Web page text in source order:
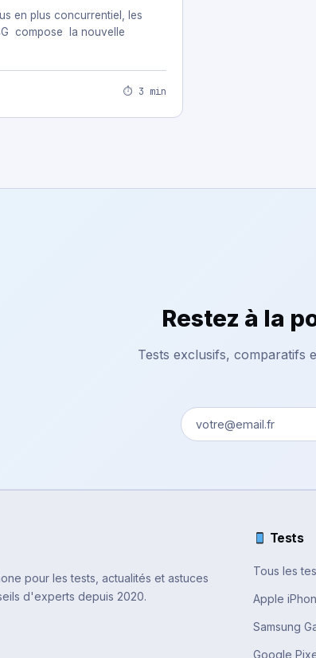
en plus concurrentiel, les
compose la nouvelle
⏱ 3 min
Restez à la
Tests exclusifs, comparatifs
pour les tests, actualités et astuces
d'experts depuis 2020.
Tests
Tous les
Apple
Samsung
Google